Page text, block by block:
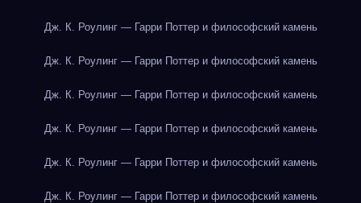
Дж. К. Роулинг — Гарри Поттер и философский камень
Дж. К. Роулинг — Гарри Поттер и философский камень
Дж. К. Роулинг — Гарри Поттер и философский камень
Дж. К. Роулинг — Гарри Поттер и философский камень
Дж. К. Роулинг — Гарри Поттер и философский камень
Дж. К. Роулинг — Гарри Поттер и философский камень